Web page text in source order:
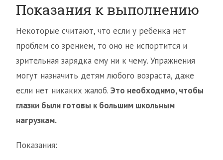
Показания к выполнению
Некоторые считают, что если у ребёнка нет
проблем со зрением, то оно не испортится и
зрительная зарядка ему ни к чему. Упражнения
могут назначить детям любого возраста, даже
если нет никаких жалоб. Это необходимо, чтобы
глазки были готовы к большим школьным
нагрузкам.
Показания: